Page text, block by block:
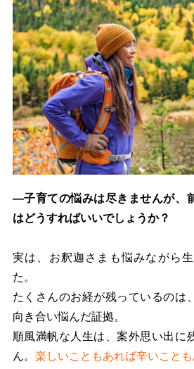
―子育ての悩みは尽きませんが、
はどうすればいいでしょうか？
実は、お釈迦さまも悩みながら
た。
たくさんのお経が残っているのは
向き合い悩んだ証拠。
順風満帆な人生は、案外思い出に
ん。 楽しいこともあれば辛いことも